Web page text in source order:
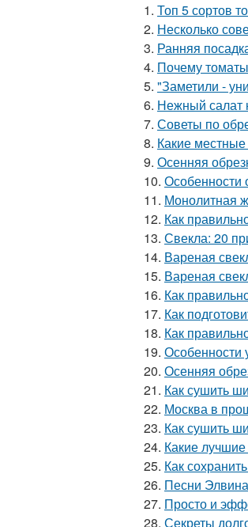
1. Топ 5 сортов
2. Несколько
3. Ранняя
4. Почему
5. "Заметили -
6. Нежный салат
7. Советы по
8. Какие
9. Осенняя
10. Особенности
11. Монолитная
12. Как
13. Свекла: 20
14. Вареная
15. Вареная
16. Как
17. Как
18. Как
19. Особенности
20. Осенняя
21. Как сушить
22. Москва в
23. Как сушить
24. Какие
25. Как
26. Песни
27. Просто и
28. Секреты